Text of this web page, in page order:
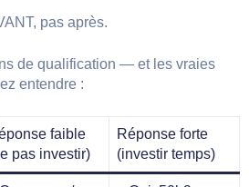
pas après.
de qualification — et les vraies
entendre :
faible
pas investir)
Réponse forte
(investir temps)